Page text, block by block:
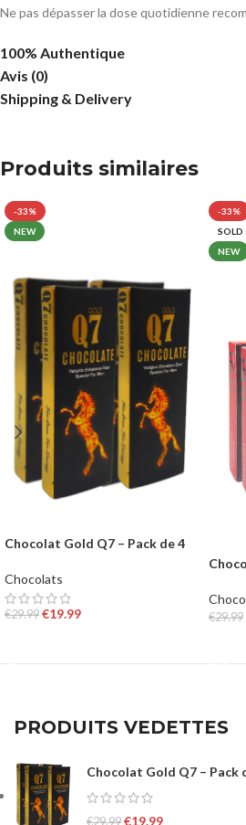
Ne pas dépasser la dose quotidienne
100% Authentique
Avis (0)
Shipping & Delivery
Produits similaires
-33%
NEW
Chocolat Gold Q7 – Pack de 4
Chocolats
€29.99 €19.99
-33%
SOLD
NEW
€29.99
PRODUITS VEDETTES
Chocolat Gold Q7 – Pack
€29.99 €19.99